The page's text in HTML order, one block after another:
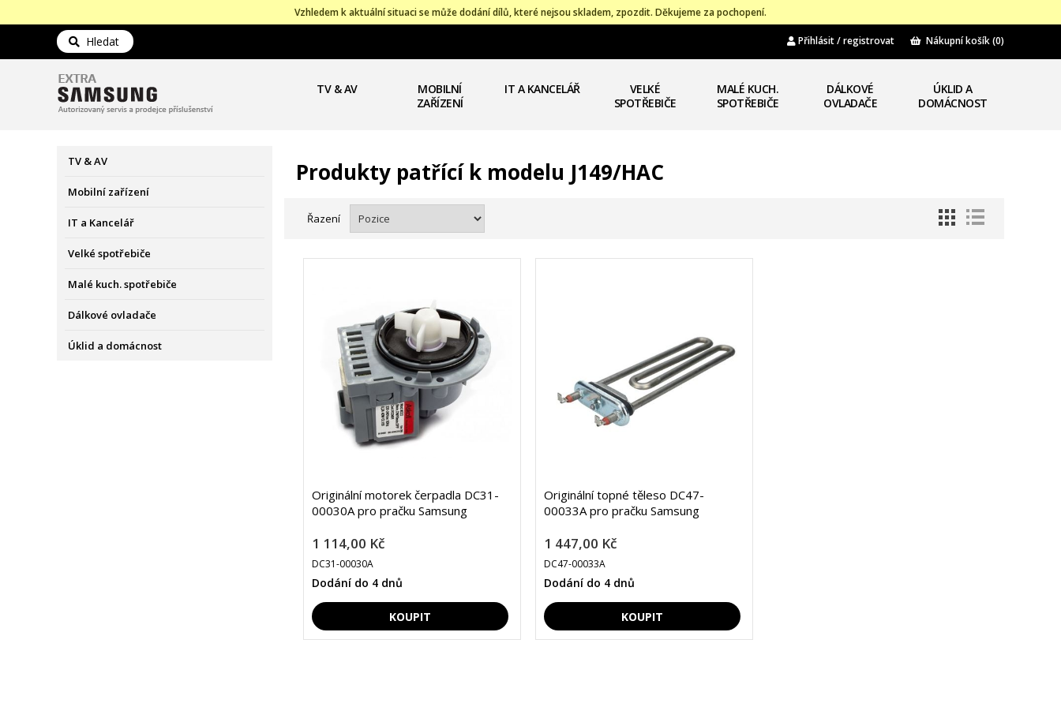
Vzhledem k aktuální situaci se může dodání dílů, které nejsou skladem, zpozdit. Děkujeme za pochopení.
Hledat Přihlásit / registrovat Nákupní košík(0)
TV & AV
MOBILNÍ
ZAŘÍZENÍ
IT A KANCELÁŘ
VELKÉ
SPOTŘEBIČE
MALÉ KUCH.
SPOTŘEBIČE
DÁLKOVÉ
OVLADAČE
ÚKLID A
DOMÁCNOST
TV & AV
Mobilní zařízení
IT a Kancelář
Velké spotřebiče
Malé kuch. spotřebiče
Dálkové ovladače
Úklid a domácnost
Produkty patřící k modelu J149/HAC
Řazení
Originální motorek čerpadla DC31-
00030A pro pračku Samsung
1 114,00 Kč
DC31-00030A
Dodání do 4 dnů
Originální topné těleso DC47-
00033A pro pračku Samsung
1 447,00 Kč
DC47-00033A
Dodání do 4 dnů